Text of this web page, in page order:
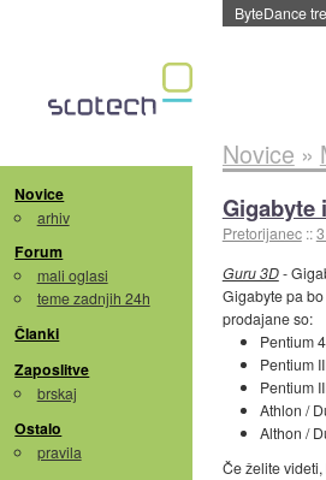
Spletne
Novice
arhiv
Forum
mali oglasi
teme zadnjih 24h
Članki
Zaposlitve
brskaj
Ostalo
pravila
Novice »
Gigabyte
Pretorijanec ::
Guru 3D-
Gigabyte pa
prodajane so:
Pentium
Pentium
Pentium
Athlon /
Althon /
Če želite